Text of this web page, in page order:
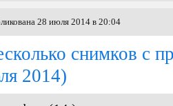
28 июля 2014 в 20:04
снимков с
2014)